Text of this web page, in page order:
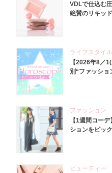
VDLで仕込む
絶賛のリキッ
ライフスタイル
【2026年8／
別“ファッシ
ファッション
【1週間コー
ションをピッ
ビューティー